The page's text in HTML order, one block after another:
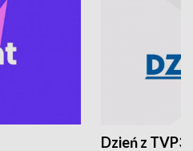
Dzień z TVP3